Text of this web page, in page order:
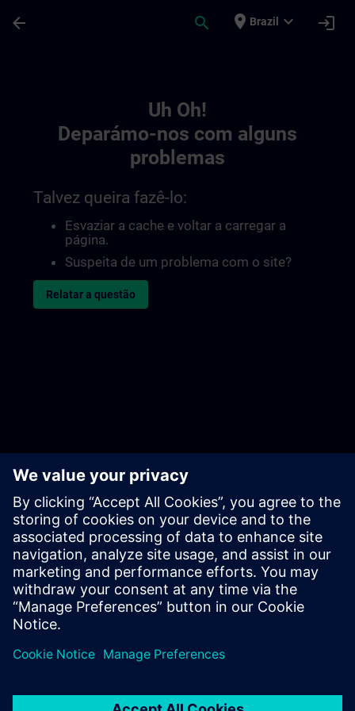
arrow_back search place Brazil expand_more login
Uh Oh!
Deparámo-nos com alguns
problemas
Talvez queira fazê-lo:
Esvaziar a cache e voltar a carregar a
página.
Suspeita de um problema com o site?
Relatar a questão